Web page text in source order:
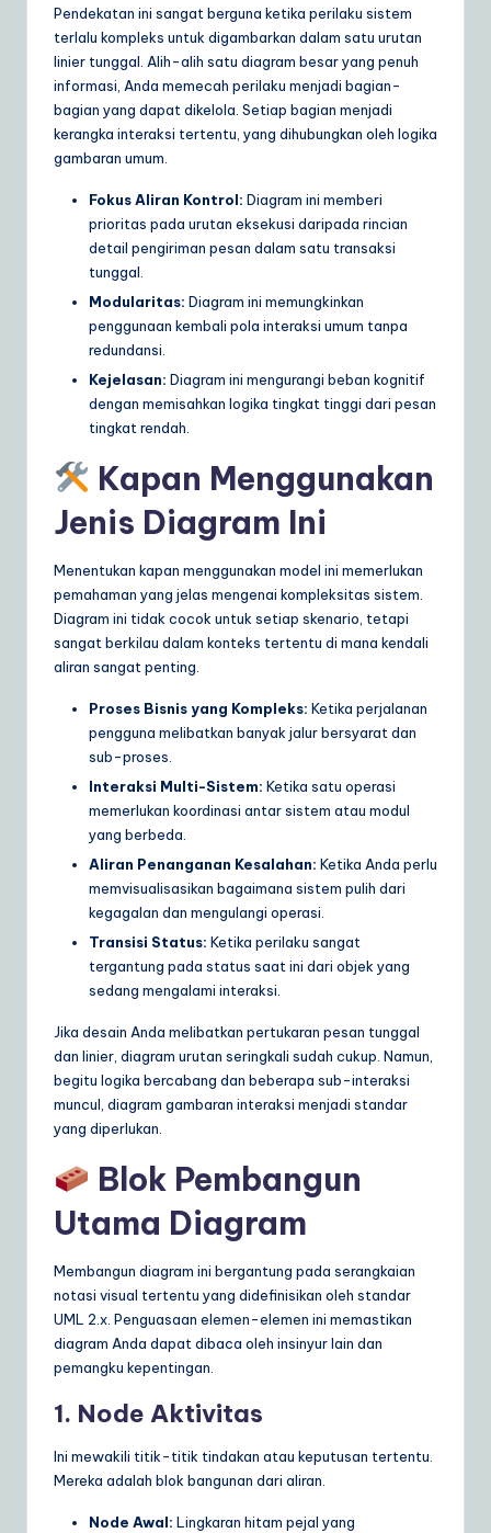
ft
w
Pendekatan ini sangat berguna ketika perilaku sistem
terlalu kompleks untuk digambarkan dalam satu urutan
linier tunggal. Alih-alih satu diagram besar yang penuh
informasi, Anda memecah perilaku menjadi bagian-
bagian yang dapat dikelola. Setiap bagian menjadi
kerangka interaksi tertentu, yang dihubungkan oleh logika
gambaran umum.
Fokus Aliran Kontrol: Diagram ini memberi
prioritas pada urutan eksekusi daripada rincian
detail pengiriman pesan dalam satu transaksi
tunggal.
Modularitas: Diagram ini memungkinkan
penggunaan kembali pola interaksi umum tanpa
redundansi.
Kejelasan: Diagram ini mengurangi beban kognitif
dengan memisahkan logika tingkat tinggi dari pesan
tingkat rendah.
Kapan Menggunakan
Jenis Diagram Ini
Menentukan kapan menggunakan model ini memerlukan
pemahaman yang jelas mengenai kompleksitas sistem.
Diagram ini tidak cocok untuk setiap skenario, tetapi
sangat berkilau dalam konteks tertentu di mana kendali
aliran sangat penting.
Proses Bisnis yang Kompleks: Ketika perjalanan
pengguna melibatkan banyak jalur bersyarat dan
sub-proses.
Interaksi Multi-Sistem: Ketika satu operasi
memerlukan koordinasi antar sistem atau modul
yang berbeda.
Aliran Penanganan Kesalahan: Ketika Anda perlu
memvisualisasikan bagaimana sistem pulih dari
kegagalan dan mengulangi operasi.
Transisi Status: Ketika perilaku sangat
tergantung pada status saat ini dari objek yang
sedang mengalami interaksi.
Jika desain Anda melibatkan pertukaran pesan tunggal
dan linier, diagram urutan seringkali sudah cukup. Namun,
begitu logika bercabang dan beberapa sub-interaksi
muncul, diagram gambaran interaksi menjadi standar
yang diperlukan.
Blok Pembangun
Utama Diagram
Membangun diagram ini bergantung pada serangkaian
notasi visual tertentu yang didefinisikan oleh standar
UML 2.x. Penguasaan elemen-elemen ini memastikan
diagram Anda dapat dibaca oleh insinyur lain dan
pemangku kepentingan.
1. Node Aktivitas
Ini mewakili titik-titik tindakan atau keputusan tertentu.
Mereka adalah blok bangunan dari aliran.
Node Awal: Lingkaran hitam pejal yang